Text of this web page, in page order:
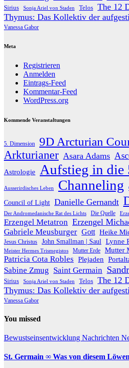
Sirius Sonja Ariel von Staden Telos The 12
Thymus: Das Kollektiv der
Vanessa Gabor
Meta
Registrieren
Anmelden
Eintrags-Feed
Kommentar-Feed
WordPress.org
Kommende Veranstaltungen
5. Dimension 9D Arcturian
Arkturianer Asara Adams
Astrologie Aufstieg in die
Ausserirdisches Leben Channeling
Council of Light Danielle Gernandt
Der Andromedanische Rat des Lichts Die Quelle
Erzengel Metatron Erzengel
Gabriele Meusburger Gott Heike
Jesus Christus John Smallman | Saul Lynne
Meister Hermes Trismegistos Mutter Erde Mutter
Patricia Cota Robles Plejaden
Sabine Zmug Saint Germain
Sirius Sonja Ariel von Staden Telos The 12
Thymus: Das Kollektiv der
Vanessa Gabor
You missed
Bewustseinsentwicklung Nachrichten
St. Germain ∞ Was von diesem